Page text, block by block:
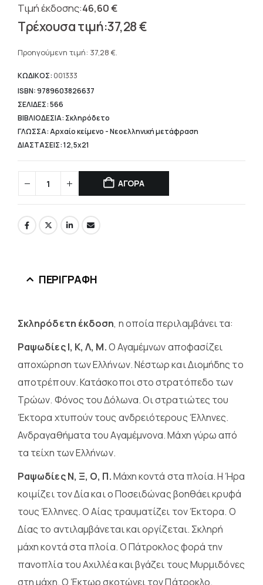
46,60€
Original
price
46,60 €.
37,28€
τρέχουσα
είναι:
37,28 €.
Προηγούμενη τιμή: 37,28 €.
ΚΩΔΙΚΟΣ: 001333
ISBN: 9789603826637
ΣΕΛΙΔΕΣ: 566
ΒΙΒΛΙΟΔΕΣΙΑ: Σκληρόδετο
ΓΛΩΣΣΑ: Αρχαίο κείμενο - Νεοελληνική μετάφραση
ΔΙΑΣΤΑΣΕΙΣ: 12,5x21
ΑΓΟΡΑ
ΠΕΡΙΓΡΑΦΉ
Σκληρόδετη έκδοση, η οποία περιλαμβάνει τα:
Ραψωδίες Ι, Κ, Λ, Μ.Ο Αγαμέμνων αποφασίζει
αποχώρηση των Ελλήνων. Νέστωρ και Διομήδης το
αποτρέπουν. Κατάσκοποι στο στρατόπεδο των
Τρώων. Φόνος του Δόλωνα. Οι στρατιώτες του
Έκτορα χτυπούν τους ανδρειότερους Έλληνες.
Ανδραγαθήματα του Αγαμέμνονα. Μάχη γύρω από
τα τείχη των Ελλήνων.
Ραψωδίες Ν, Ξ, Ο, Π.Μάχη κοντά στα πλοία. Η Ήρα
κοιμίζει τον Δία και ο Ποσειδώνας βοηθάει κρυφά
τους Έλληνες. Ο Αίας τραυματίζει τον Έκτορα. Ο
Δίας το αντιλαμβάνεται και οργίζεται. Σκληρή
μάχη κοντά στα πλοία. Ο Πάτροκλος φορά την
πανοπλία του Αχιλλέα και βγάζει τους Μυρμιδόνες
στη μάχη. Ο Έκτωρ σκοτώνει τον Πάτροκλο.